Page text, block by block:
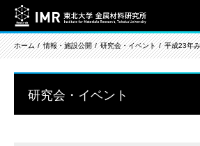
ホーム 情報・施設公開 研究会・イベント 平成23年
研究会・イベント